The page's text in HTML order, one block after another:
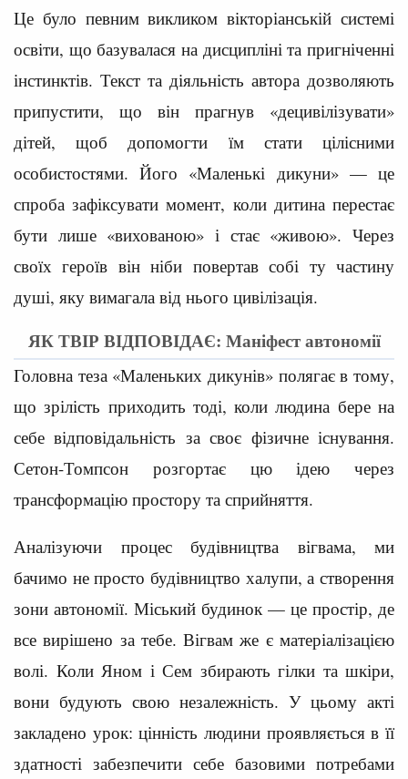
Це було певним викликом вікторіанській системі
освіти, що базувалася на дисципліні та пригніченні
інстинктів. Текст та діяльність автора дозволяють
припустити, що він прагнув «децивілізувати»
дітей, щоб допомогти їм стати цілісними
особистостями. Його «Маленькі дикуни» — це
спроба зафіксувати момент, коли дитина перестає
бути лише «вихованою» і стає «живою». Через
своїх героїв він ніби повертав собі ту частину
душі, яку вимагала від нього цивілізація.
ЯК ТВІР ВІДПОВІДАЄ: Маніфест автономії
Головна теза «Маленьких дикунів» полягає в тому,
що зрілість приходить тоді, коли людина бере на
себе відповідальність за своє фізичне існування.
Сетон-Томпсон розгортає цю ідею через
трансформацію простору та сприйняття.
Аналізуючи процес будівництва вігвама, ми
бачимо не просто будівництво халупи, а створення
зони автономії. Міський будинок — це простір, де
все вирішено за тебе. Вігвам же є матеріалізацією
волі. Коли Яном і Сем збирають гілки та шкіри,
вони будують свою незалежність. У цьому акті
закладено урок: цінність людини проявляється в її
здатності забезпечити себе базовими потребами